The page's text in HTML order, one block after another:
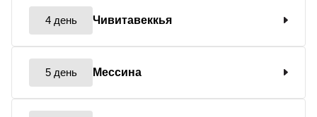
4 день Чивитавеккья
5 день Мессина